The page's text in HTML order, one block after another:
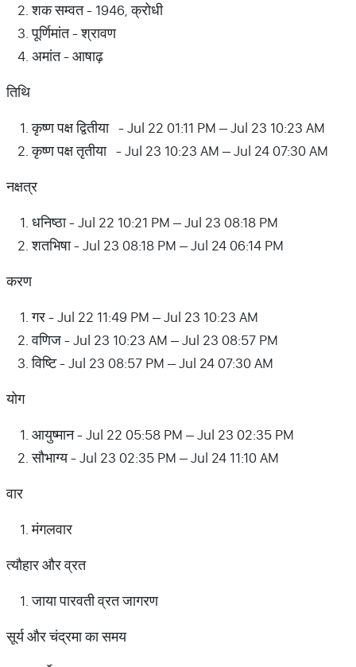
शक सम्वत - 1946, क्रोधी
पूर्णिमांत - श्रावण
अमांत - आषाढ़
तिथि
कृष्ण पक्ष द्वितीया - Jul 22 01:11 PM – Jul 23 10:23 AM
कृष्ण पक्ष तृतीया - Jul 23 10:23 AM – Jul 24 07:30 AM
नक्षत्र
धनिष्ठा - Jul 22 10:21 PM – Jul 23 08:18 PM
शतभिषा - Jul 23 08:18 PM – Jul 24 06:14 PM
करण
गर - Jul 22 11:49 PM – Jul 23 10:23 AM
वणिज - Jul 23 10:23 AM – Jul 23 08:57 PM
विष्टि - Jul 23 08:57 PM – Jul 24 07:30 AM
योग
आयुष्मान - Jul 22 05:58 PM – Jul 23 02:35 PM
सौभाग्य - Jul 23 02:35 PM – Jul 24 11:10 AM
वार
मंगलवार
त्यौहार और व्रत
जाया पारवती व्रत जागरण
सूर्य और चंद्रमा का समय